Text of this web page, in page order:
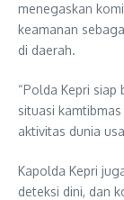
menegaskan
keamanan
di daerah.
“Polda Kepri siap
situasi
aktivitas dunia
Kapolda Kepri
deteksi dini, dan